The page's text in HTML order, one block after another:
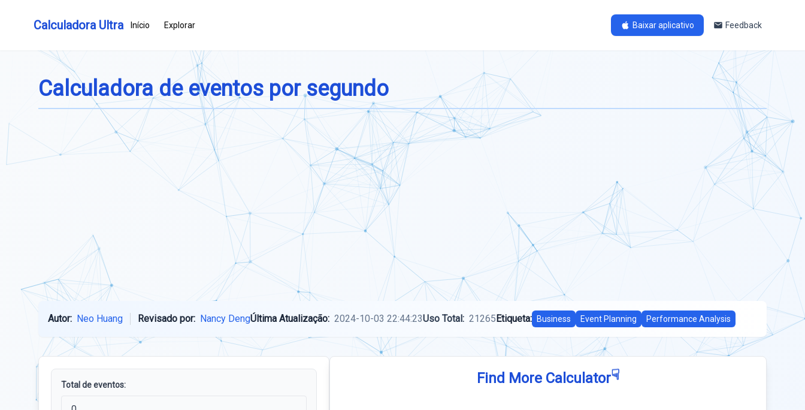
Calculadora Ultra Início Explorar Baixar aplicativo Feedback
Calculadora de eventos por segundo
Autor: Neo Huang Revisado por: Nancy DengÚltima Atualização: 2024-10-03 22:44:23Uso Total: 21265Etiqueta: Business Event Planning Performance Analysis
Total de eventos: Find More Calculator☟